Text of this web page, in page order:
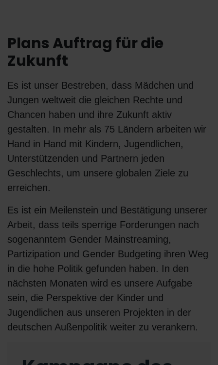
Plans Auftrag für die
Zukunft
Es ist unser Bestreben, dass Mädchen und
Jungen weltweit die gleichen Rechte und
Chancen haben und ihre Zukunft aktiv
gestalten. In mehr als 75 Ländern arbeiten wir
Hand in Hand mit Kindern, Jugendlichen,
Unterstützenden und Partnern jeden
Geschlechts, um unsere globalen Ziele zu
erreichen.
Es ist ein Meilenstein und Bestätigung unserer
Arbeit, dass teils sperrige Forderungen nach
sogenanntem Gender Mainstreaming,
Partizipation und Gender Budgeting ihren Weg
in die hohe Politik gefunden haben. In den
nächsten Monaten wird es unsere Aufgabe
sein, die Perspektive der Kinder und
Jugendlichen aus unseren Projekten in der
deutschen Außenpolitik weiter zu verankern.